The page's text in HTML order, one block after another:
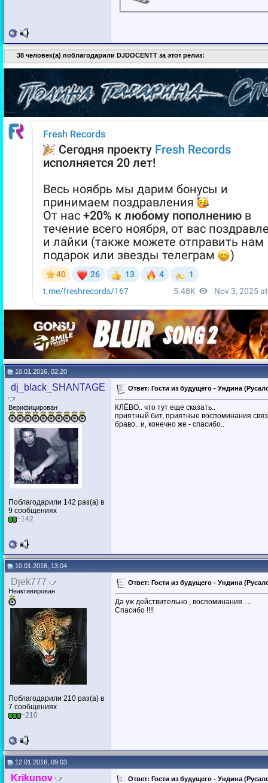
38 человек(а) поблагодарили DJDOCENTT за этот релиз:
10.01.2016, 02:20
dj_black_SHANTAGE
Верифицирован
Поблагодарили 142 раз(а) в
9 сообщениях
~142
Ответ: Гости из будущего - Ундина
КЛЁВО.. что тут еще сказать..
приятный бит, приятные воспоминания
браво.. и, конечно же - спасибо..
10.01.2016, 13:04
Djek777
Неактивирован
Поблагодарили 210 раз(а) в
7 сообщениях
~210
Ответ: Гости из будущего - Ундина
Да уж действительно , воспоминания ....
Спасибо !!!!
12.01.2016, 09:03
Krikunov Ответ: Гости из будущего - Ундина